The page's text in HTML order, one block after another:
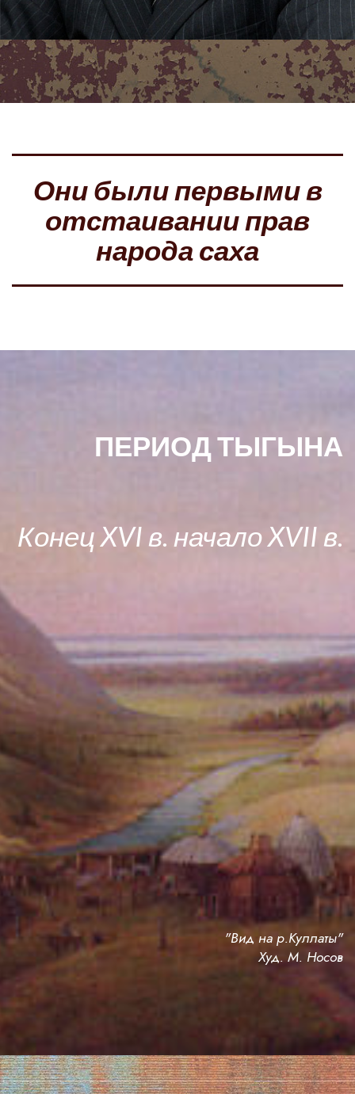
Они были первыми в
отстаивании прав
народа саха
ПЕРИОД ТЫГЫНА
Конец XVI в. начало XVII в.
"Вид на р.Куллаты"
Худ. М. Носов